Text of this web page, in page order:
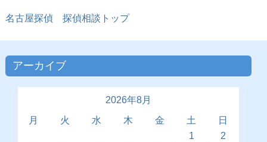
名古屋探偵 探偵相談トップ
アーカイブ
2026年8月
月
火 水 木 金 土
日
1
2